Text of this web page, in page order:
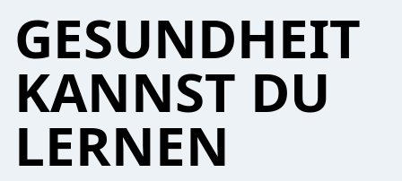
GESUNDHEIT
KANNST DU
LERNEN